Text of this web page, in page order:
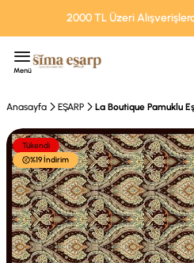
2000 TL Üzeri
Menü
Anasayfa EŞARP La Boutique Pamuklu
Tükendi
%19 İndirim